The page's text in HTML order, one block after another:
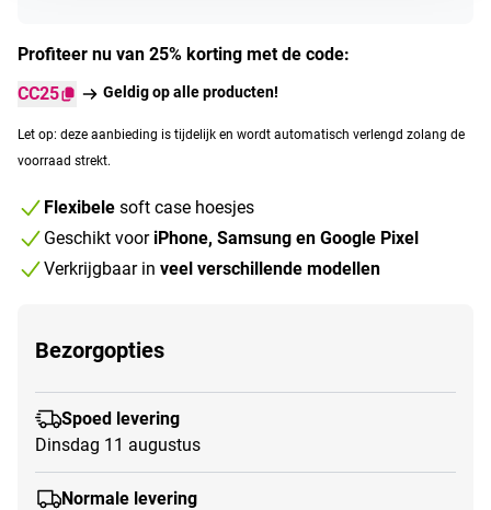
Profiteer nu van 25% korting met de code:
CC25
Geldig op alle producten!
Let op: deze aanbieding is tijdelijk en wordt automatisch verlengd zolang de
voorraad strekt.
Flexibele soft case hoesjes
Geschikt voor iPhone, Samsung en Google Pixel
Verkrijgbaar in veel verschillende modellen
Bezorgopties
Spoed levering
Dinsdag 11 augustus
Normale levering